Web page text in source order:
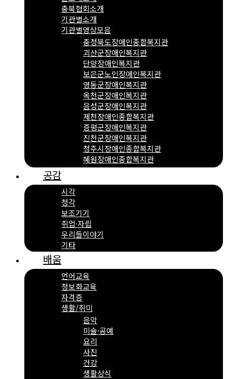
충북협회소개
기관별소개
기관별영상모음
충청북도장애인종합복지관
괴산군장애인복지관
단양장애인복지관
보은군노인장애인복지관
영동군장애인복지관
옥천군장애인복지관
음성군장애인복지관
제천장애인종합복지관
증평군장애인복지관
진천군장애인복지관
청주시장애인종합복지관
혜원장애인종합복지관
공감
시각
청각
보조기기
취업·자립
우리들이야기
기타
배움
언어교육
정보화교육
자격증
생활/취미
음악
미술·공예
요리
사진
건강
생활상식